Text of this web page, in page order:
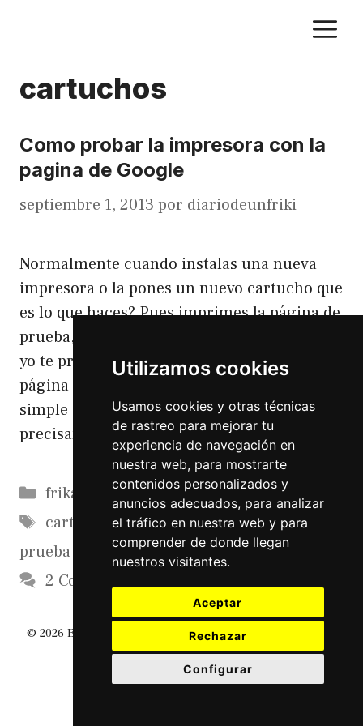
Utilizamos cookies
Usamos cookies y otras técnicas
de rastreo para mejorar tu
experiencia de navegación en
nuestra web, para mostrarte
contenidos personalizados y
anuncios adecuados, para analizar
el tráfico en nuestra web y para
comprender de donde llegan
nuestros visitantes.
Aceptar
Rechazar
Configurar
cartuchos
Como probar la impresora con la
pagina de Google
septiembre 1, 2013 por diariodeunfriki
Normalmente cuando instalas una nueva
impresora o la pones un nuevo cartucho que
es lo que haces? Pues imprimes la página de
prueba, normalmente la de Windows. Pues
yo te propongo hacer otra cosa, imprime la
página de Inicio de Google. El truco es mas
simple de lo que piensas .. y por que
precisamente la …Leer más
Categorías
frikadas
Etiquetas
cartuchos, google,impresora, pagina de
prueba
2 Comments
© 2026 El Diario De Un Friki • Creado con